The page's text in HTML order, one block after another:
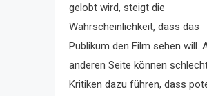
gelobt wird, steigt die
Wahrscheinlichkeit, dass das
Publikum den Film sehen will.
anderen Seite können
Kritiken dazu führen, dass